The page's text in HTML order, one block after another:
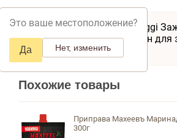
Это ваше местоположение?
Да Нет, изменить
Товар Приправа Maggi
временно недоступен для
вашем регионе.
Похожие товары
Приправа Махеевъ
300г